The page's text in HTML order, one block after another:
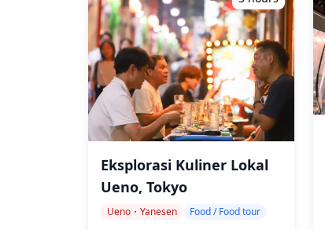
Eksplorasi Kuliner Lokal
Ueno, Tokyo
Ueno・Yanesen Food / Food tour